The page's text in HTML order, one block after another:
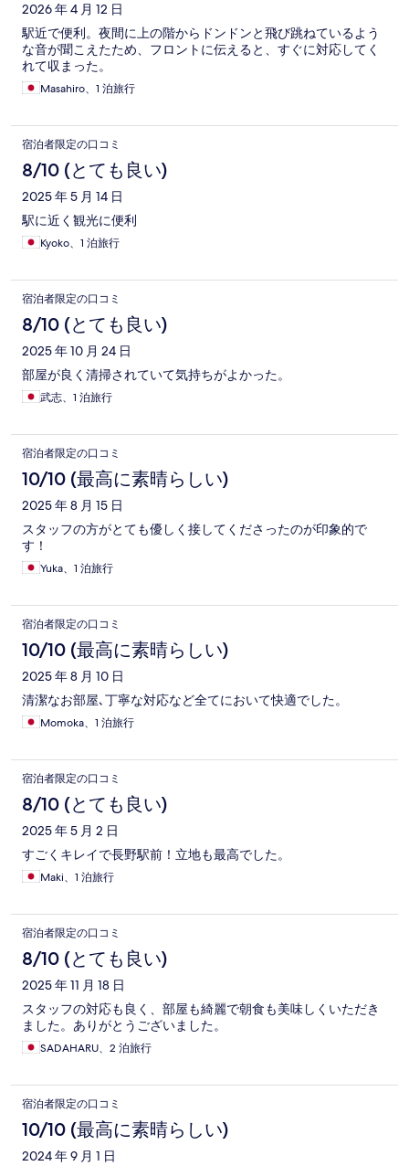
2026 年 4 月 12 日
駅近で便利。夜間に上の階からドンドンと飛び跳ねているよう
な音が聞こえたため、フロントに伝えると、すぐに対応してく
れて収まった。
Masahiro、1 泊旅行
宿泊者限定の口コミ
8/10 (とても良い)
2025 年 5 月 14 日
駅に近く観光に便利
Kyoko、1 泊旅行
宿泊者限定の口コミ
8/10 (とても良い)
2025 年 10 月 24 日
部屋が良く清掃されていて気持ちがよかった。
武志、1 泊旅行
宿泊者限定の口コミ
10/10 (最高に素晴らしい)
2025 年 8 月 15 日
スタッフの方がとても優しく接してくださったのが印象的で
す！
Yuka、1 泊旅行
宿泊者限定の口コミ
10/10 (最高に素晴らしい)
2025 年 8 月 10 日
清潔なお部屋､丁寧な対応など全てにおいて快適でした。
Momoka、1 泊旅行
宿泊者限定の口コミ
8/10 (とても良い)
2025 年 5 月 2 日
すごくキレイで長野駅前！立地も最高でした。
Maki、1 泊旅行
宿泊者限定の口コミ
8/10 (とても良い)
2025 年 11 月 18 日
スタッフの対応も良く、部屋も綺麗で朝食も美味しくいただき
ました。ありがとうございました。
SADAHARU、2 泊旅行
宿泊者限定の口コミ
10/10 (最高に素晴らしい)
2024 年 9 月 1 日